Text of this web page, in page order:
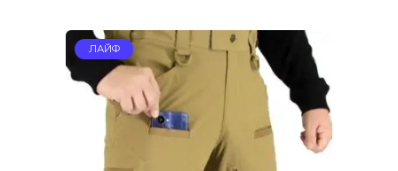
ЛАЙФ